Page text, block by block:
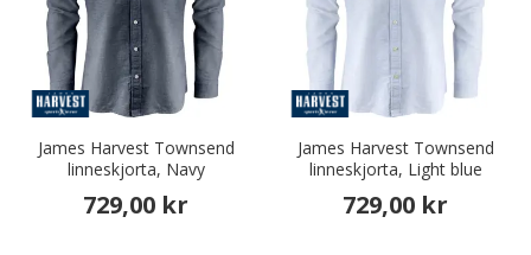
James Harvest Townsend
linneskjorta, Navy
729,00 kr
James Harvest Townsend
linneskjorta, Light blue
729,00 kr